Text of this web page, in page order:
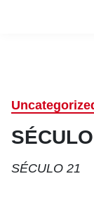
SÉCULO 21